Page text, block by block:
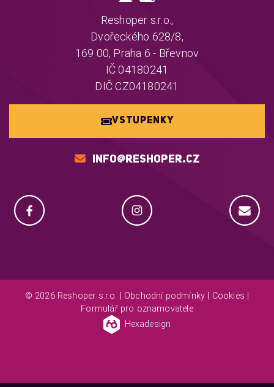
Reshoper s.r.o.,
Dvořeckého 628/8,
169 00, Praha 6 - Břevnov
IČ 04180241
DIČ CZ04180241
VSTUPENKY
INFO@RESHOPER.CZ
© 2026 Reshoper s.r.o. | Obchodní podmínky Cookies
Formulář pro oznamovatele
Hexadesign